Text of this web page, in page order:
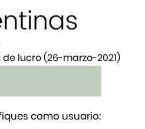
lucro (26-marzo-2021)
como usuario: